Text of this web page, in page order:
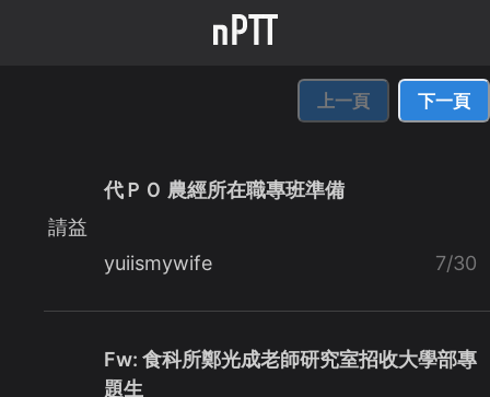
上一頁 下一頁
請益
代ＰＯ 農經所在職專班準備
yuiismywife 7/30
Fw: 食科所鄭光成老師研究室招收大學部專
題生